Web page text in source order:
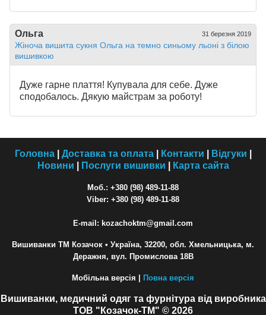
Ольга 31 березня 2019
Жіноча вишита сукня Ольга на темно синьому льоні з білою
вишивкою
Дуже гарне плаття! Купувала для себе. Дуже
сподобалось. Дякую майстрам за роботу!
Головна| Доставка та оплата| Контакти Відгуки
Новини
Послуги вишивки Карта сайта
Моб.: +380 (98) 489-11-88
Viber: +380 (98) 489-11-88
E-mail: kozachoktm@gmail.com
Вишиванки ТМ Козачок • Україна, 32200, обл. Хмельницька, м.
Деражня, вул. Промислова 18В
Мобільна версія | Повна версія
Вишиванки, медичний одяг та фурнітура від виробника
ТОВ "Козачок-ТМ" © 2026